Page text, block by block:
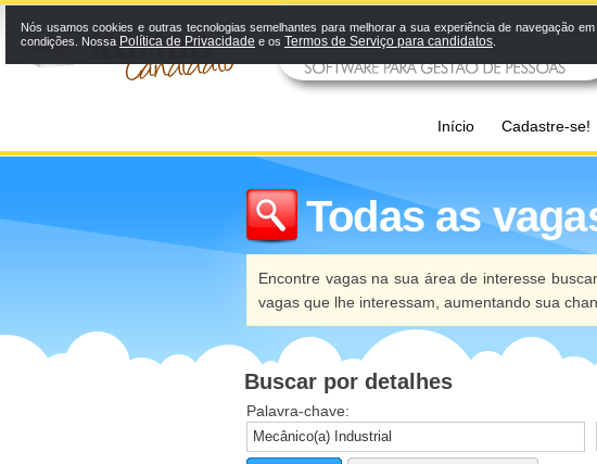
Início Cadastre-se!
Todas as
Encontre vagas na sua área de interesse
vagas que lhe interessam, aumentando sua
Buscar por detalhes
Palavra-chave:
Nós usamos cookies e outras tecnologias semelhantes para melhorar a sua experiência de navegação
condições. Nossa Política de Privacidade e os Termos de Serviço para candidatos